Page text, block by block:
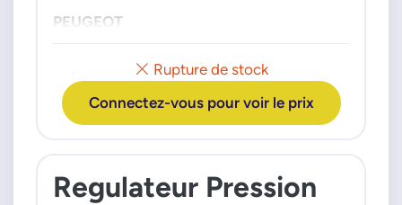
Rupture de stock
Connectez-vous pour voir le prix
PEUGEOT
Regulateur Pression